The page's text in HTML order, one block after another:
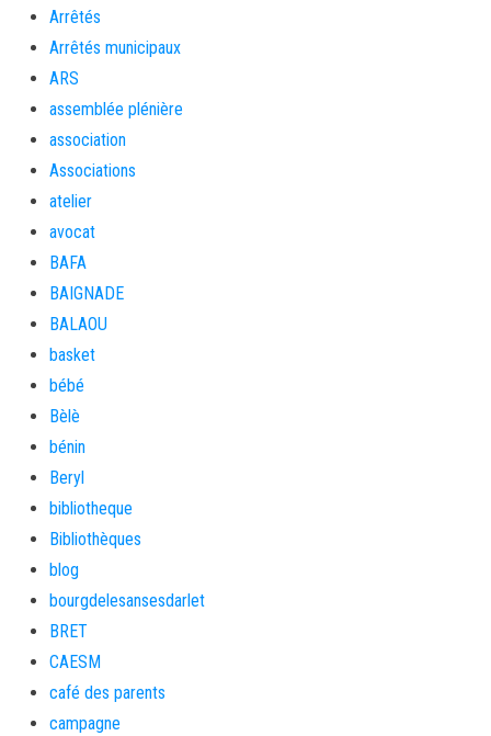
Arrêtés
Arrêtés municipaux
ARS
assemblée plénière
association
Associations
atelier
avocat
BAFA
BAIGNADE
BALAOU
basket
bébé
Bèlè
bénin
Beryl
bibliotheque
Bibliothèques
blog
bourgdelesansesdarlet
BRET
CAESM
café des parents
campagne